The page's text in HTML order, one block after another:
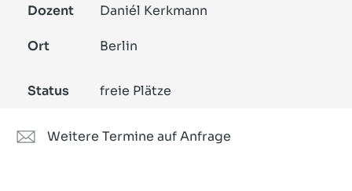
Dozent Daniél Kerkmann
Ort Berlin
Status freie Plätze
Weitere Termine auf Anfrage